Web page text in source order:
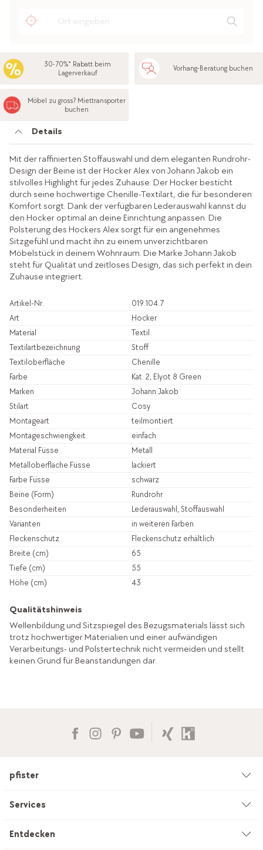
30-70%* Rabatt beim
Lagerverkauf
Vorhang-Beratung buchen
Möbel zu gross? Miettransporter
buchen
Details
Mit der raffinierten Stoffauswahl und dem eleganten Rundrohr-
Design der Beine ist der Hocker Alex von Johann Jakob ein
stilvolles Highlight für jedes Zuhause. Der Hocker besticht
durch seine hochwertige Chenille-Textilart, die für besonderen
Komfort sorgt. Dank der verfügbaren Lederauswahl kannst du
den Hocker optimal an deine Einrichtung anpassen. Die
Polsterung des Hockers Alex sorgt für ein angenehmes
Sitzgefühl und macht ihn zu einem unverzichtbaren
Möbelstück in deinem Wohnraum. Die Marke Johann Jakob
steht für Qualität und zeitloses Design, das sich perfekt in dein
Zuhause integriert.
Artikel-Nr.
019.104.7
Art
Hocker
Material
Textil
Textilartbezeichnung
Stoff
Textiloberfläche
Chenille
Farbe
Kat. 2, Elyot 8 Green
Marken
Johann Jakob
Stilart
Cosy
Montageart
teilmontiert
Montageschwierigkeit
einfach
Material Füsse
Metall
Metalloberfläche Füsse
lackiert
Farbe Füsse
schwarz
Beine (Form)
Rundrohr
Besonderheiten
Lederauswahl, Stoffauswahl
Varianten
in weiteren Farben
Fleckenschutz
Fleckenschutz erhältlich
Breite (cm)
65
Tiefe (cm)
55
Höhe (cm)
43
Qualitätshinweis
Wellenbildung und Sitzspiegel des Bezugsmaterials lässt sich
trotz hochwertiger Materialien und einer aufwändigen
Verarbeitungs- und Polstertechnik nicht vermeiden und stellt
keinen Grund für Beanstandungen dar.
pfister
Unternehmen
Services
Beratung
Entdecken